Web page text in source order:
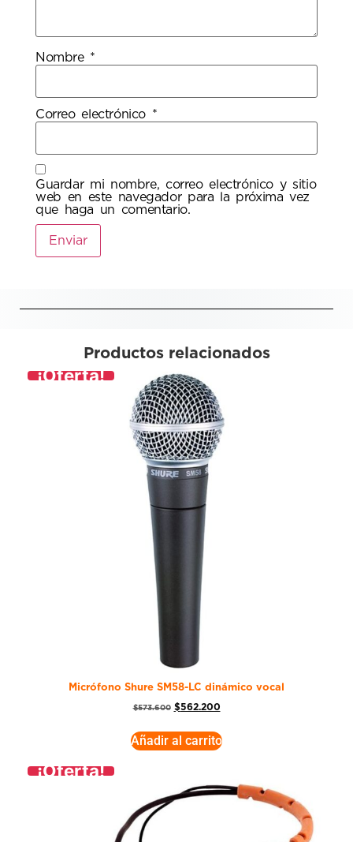
Nombre *
Correo electrónico *
Guardar mi nombre, correo electrónico y sitio
web en este navegador para la próxima vez
que haga un comentario.
Productos relacionados
¡Oferta!
Micrófono Shure SM58-LC dinámico vocal
$573.600 $562.200
Añadir al carrito
¡Oferta!